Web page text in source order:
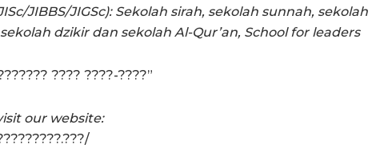
JIBBS/JIGSc): Sekolah sirah, sekolah sunnah, sekolah
dzikir dan sekolah Al-Qur’an, School for leaders
???? ????-????”
our website: